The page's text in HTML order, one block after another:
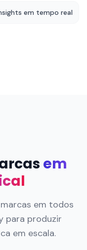
em tempo real
em
em todos
para produzir
em escala.